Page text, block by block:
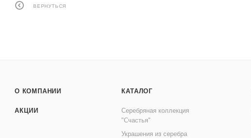
ВЕРНУТЬСЯ
О КОМПАНИИ
АКЦИИ
КАТАЛОГ
Серебряная коллекция
"Счастья"
Украшения из серебра